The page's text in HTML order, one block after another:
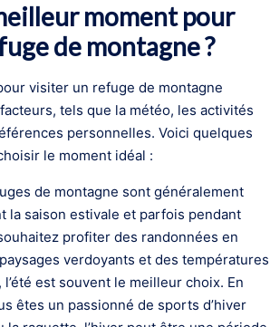
moment pour
de montagne ?
visiter un refuge de montagne
tels que la météo, les activités
personnelles. Voici quelques
le moment idéal :
de montagne sont généralement
la saison estivale et parfois pendant
profiter des randonnées en
verdoyants et des températures
est souvent le meilleur choix. En
êtes un passionné de sports d’hiver